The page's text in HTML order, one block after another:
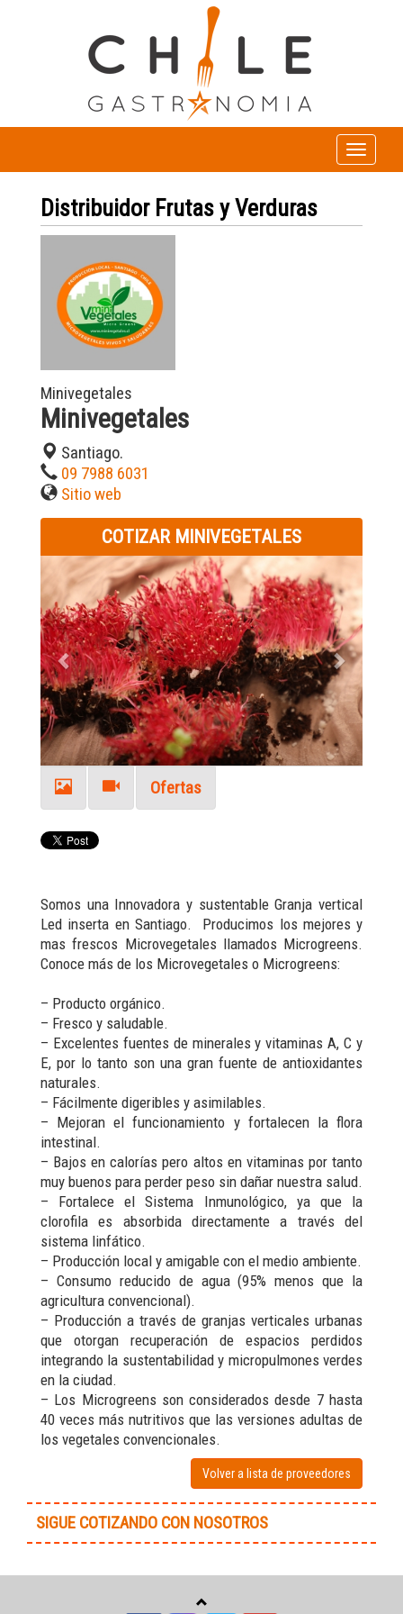
Toggle
navigation
Distribuidor Frutas y Verduras
Minivegetales
Minivegetales
Santiago.
09 7988 6031
Sitio web
COTIZAR MINIVEGETALES
Previous
Ofertas
Somos una Innovadora y sustentable Granja vertical
Led inserta en Santiago. Producimos los mejores y
mas frescos Microvegetales llamados Microgreens.
Conoce más de los Microvegetales o Microgreens:
– Producto orgánico.
– Fresco y saludable.
– Excelentes fuentes de minerales y vitaminas A, C y
E, por lo tanto son una gran fuente de antioxidantes
naturales.
– Fácilmente digeribles y asimilables.
– Mejoran el funcionamiento y fortalecen la flora
intestinal.
– Bajos en calorías pero altos en vitaminas por tanto
muy buenos para perder peso sin dañar nuestra salud.
– Fortalece el Sistema Inmunológico, ya que la
clorofila es absorbida directamente a través del
sistema linfático.
– Producción local y amigable con el medio ambiente.
– Consumo reducido de agua (95% menos que la
agricultura convencional).
– Producción a través de granjas verticales urbanas
que otorgan recuperación de espacios perdidos
integrando la sustentabilidad y micropulmones verdes
en la ciudad.
– Los Microgreens son considerados desde 7 hasta
40 veces más nutritivos que las versiones adultas de
los vegetales convencionales.
Volver a lista de proveedores
SIGUE COTIZANDO CON NOSOTROS